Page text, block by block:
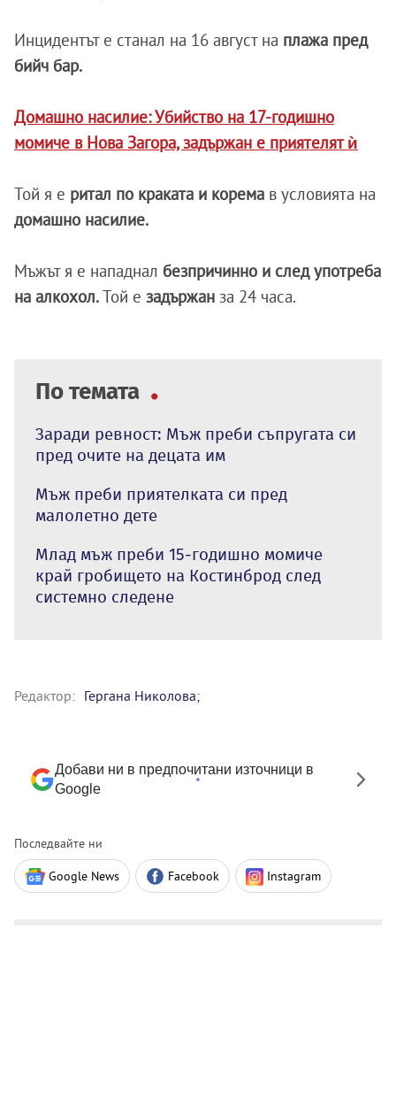
Инцидентът е станал на 16 август на плажа пред
бийч бар.
Домашно насилие: Убийство на 17-годишно
момиче в Нова Загора, задържан е приятелят ѝ
Той я е ритал по краката и корема в условията на
домашно насилие.
Мъжът я е нападнал безпричинно и след употреба
на алкохол.Той е задържан за 24 часа.
По темата
Заради ревност: Мъж преби съпругата си
пред очите на децата им
Мъж преби приятелката си пред
малолетно дете
Млад мъж преби 15-годишно момиче
край гробището на Костинброд след
системно следене
Редактор: Гергана Николова;
Добави ни в предпочитани източници в
Google
Последвайте ни
Google News Facebook Instagram